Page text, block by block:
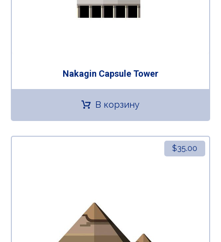
Nakagin Capsule Tower
В корзину
$35.00